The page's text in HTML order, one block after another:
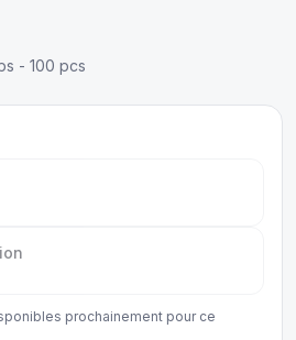
- 100 pcs
prochainement pour ce